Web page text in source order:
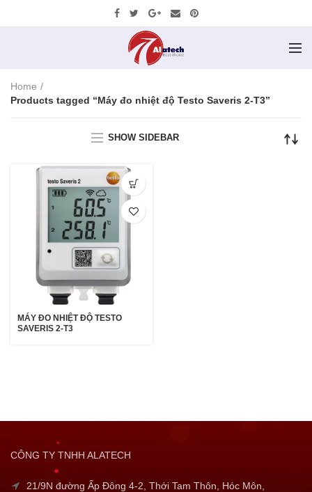
Home
Products tagged “Máy đo nhiệt độ Testo Saveris 2-T3”
SHOW SIDEBAR
MÁY ĐO NHIỆT ĐỘ TESTO
SAVERIS 2-T3
CÔNG TY TNHH ALATECH
21/9N đường Ấp Đông 4-2, Thới Tam Thôn, Hóc Môn,